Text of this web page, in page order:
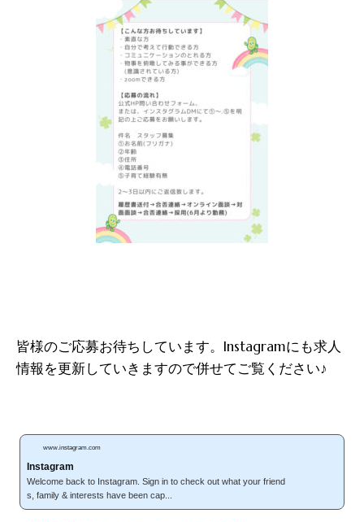
皆様のご応募お待ちしています。Instagramにも求人
情報を更新していきますので併せてご覧ください♪
www.instagram.com
Instagram
Welcome back to Instagram. Sign in to check out what your friend
s, family & interests have been cap...